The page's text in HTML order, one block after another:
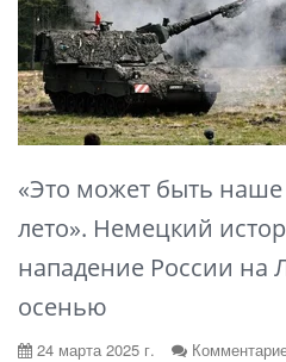
«Это может быть
лето». Немецкий
нападение России на
осенью
24 марта 2025 г.